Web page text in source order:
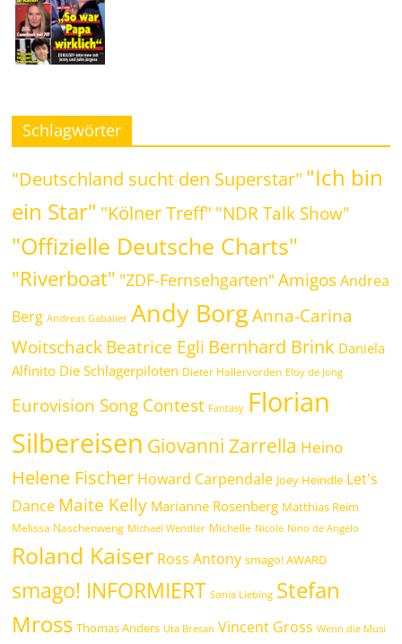
Schlagwörter
"Deutschland sucht den Superstar" "Ich bin
ein Star" "Kölner Treff" "NDR Talk Show"
"Offizielle Deutsche Charts"
"Riverboat" "ZDF-Fernsehgarten" Amigos Andrea
Berg Andreas Gabalier Andy Borg Anna-Carina
WoitschackBeatrice Egli Bernhard Brink Daniela
Alfinito Die Schlagerpiloten Dieter Hallervorden Eloy de Jong
Eurovision Song Contest Fantasy Florian
Silbereisen Giovanni Zarrella Heino
Helene Fischer Howard Carpendale Joey Heindle Let's
Dance Maite Kelly Marianne Rosenberg Matthias Reim
Melissa Naschenweng Michael Wendler Michelle Nicole Nino de Angelo
Roland Kaiser Ross Antony smago! AWARD
smago! INFORMIERT Sonia Liebing Stefan
Mross Thomas Anders Uta Bresan Vincent Gross Wenn die Musi